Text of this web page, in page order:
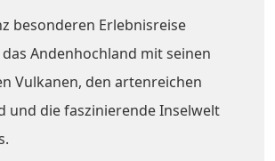
besonderen Erlebnisreise
Andenhochland mit seinen
Vulkanen, den artenreichen
und die faszinierende Inselwelt